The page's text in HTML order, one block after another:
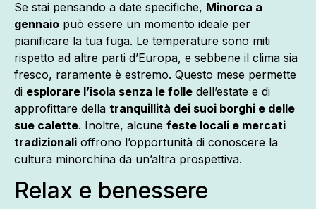
Se stai pensando a date specifiche, Minorca a
gennaio può essere un momento ideale per
pianificare la tua fuga. Le temperature sono miti
rispetto ad altre parti d’Europa, e sebbene il clima sia
fresco, raramente è estremo. Questo mese permette
di esplorare l’isola senza le folle dell’estate e di
approfittare della tranquillità dei suoi borghi e delle
sue calette. Inoltre, alcune feste locali e mercati
tradizionali offrono l’opportunità di conoscere la
cultura minorchina da un’altra prospettiva.
Relax e benessere